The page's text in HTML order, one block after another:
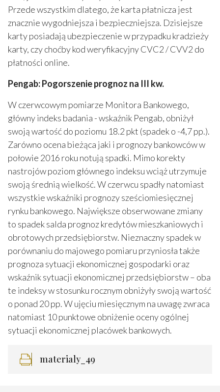
Przede wszystkim dlatego, że karta płatnicza jest
znacznie wygodniejsza i bezpieczniejsza. Dzisiejsze
karty posiadają ubezpieczenie w przypadku kradzieży
karty, czy choćby kod weryfikacyjny CVC2 / CVV2 do
płatności online.
Pengab: Pogorszenie prognoz na III kw.
W czerwcowym pomiarze Monitora Bankowego,
główny indeks badania - wskaźnik Pengab, obniżył
swoją wartość do poziomu 18.2 pkt (spadek o -4,7 pp.).
Zarówno ocena bieżąca jaki i prognozy bankowców w
połowie 2016 roku notują spadki. Mimo korekty
nastrojów poziom głównego indeksu wciąż utrzymuje
swoją średnią wielkość. W czerwcu spadły natomiast
wszystkie wskaźniki prognozy sześciomiesięcznej
rynku bankowego. Największe obserwowane zmiany
to spadek salda prognoz kredytów mieszkaniowych i
obrotowych przedsiębiorstw. Nieznaczny spadek w
porównaniu do majowego pomiaru przyniosła także
prognoza sytuacji ekonomicznej gospodarki oraz
wskaźnik sytuacji ekonomicznej przedsiębiorstw – oba
te indeksy w stosunku rocznym obniżyły swoją wartość
o ponad 20 pp. W ujęciu miesięcznym na uwagę zwraca
natomiast 10 punktowe obniżenie oceny ogólnej
sytuacji ekonomicznej placówek bankowych.
materialy_49